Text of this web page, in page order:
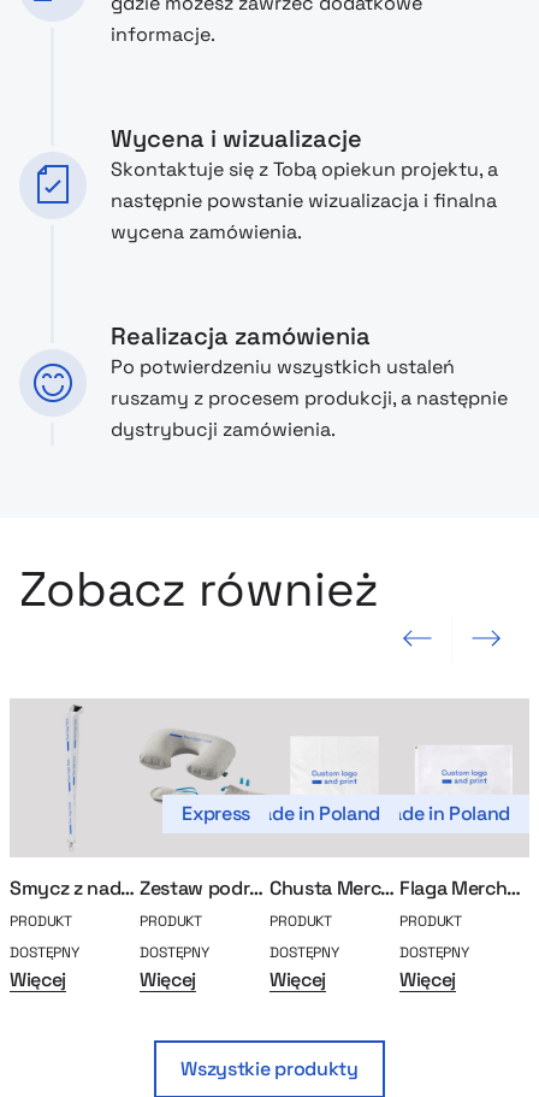
informacje.
Wycena i wizualizacje
Skontaktuje się z Tobą opiekun projektu, a
następnie powstanie wizualizacja i finalna
wycena zamówienia.
Realizacja zamówienia
Po potwierdzeniu wszystkich ustaleń
ruszamy z procesem produkcji, a następnie
dystrybucji zamówienia.
Zobacz również
Poprzedni slajd Następny
Smycz z nadrukiem
PRODUKT
DOSTĘPNY
Więcej
Express
Zestaw podróżny Mellow
PRODUKT
DOSTĘPNY
Więcej
Made in Poland
Chusta MerchUp
PRODUKT
DOSTĘPNY
Więcej
Made in Poland
Flaga MerchUp
PRODUKT
DOSTĘPNY
Więcej
Wszystkie produkty